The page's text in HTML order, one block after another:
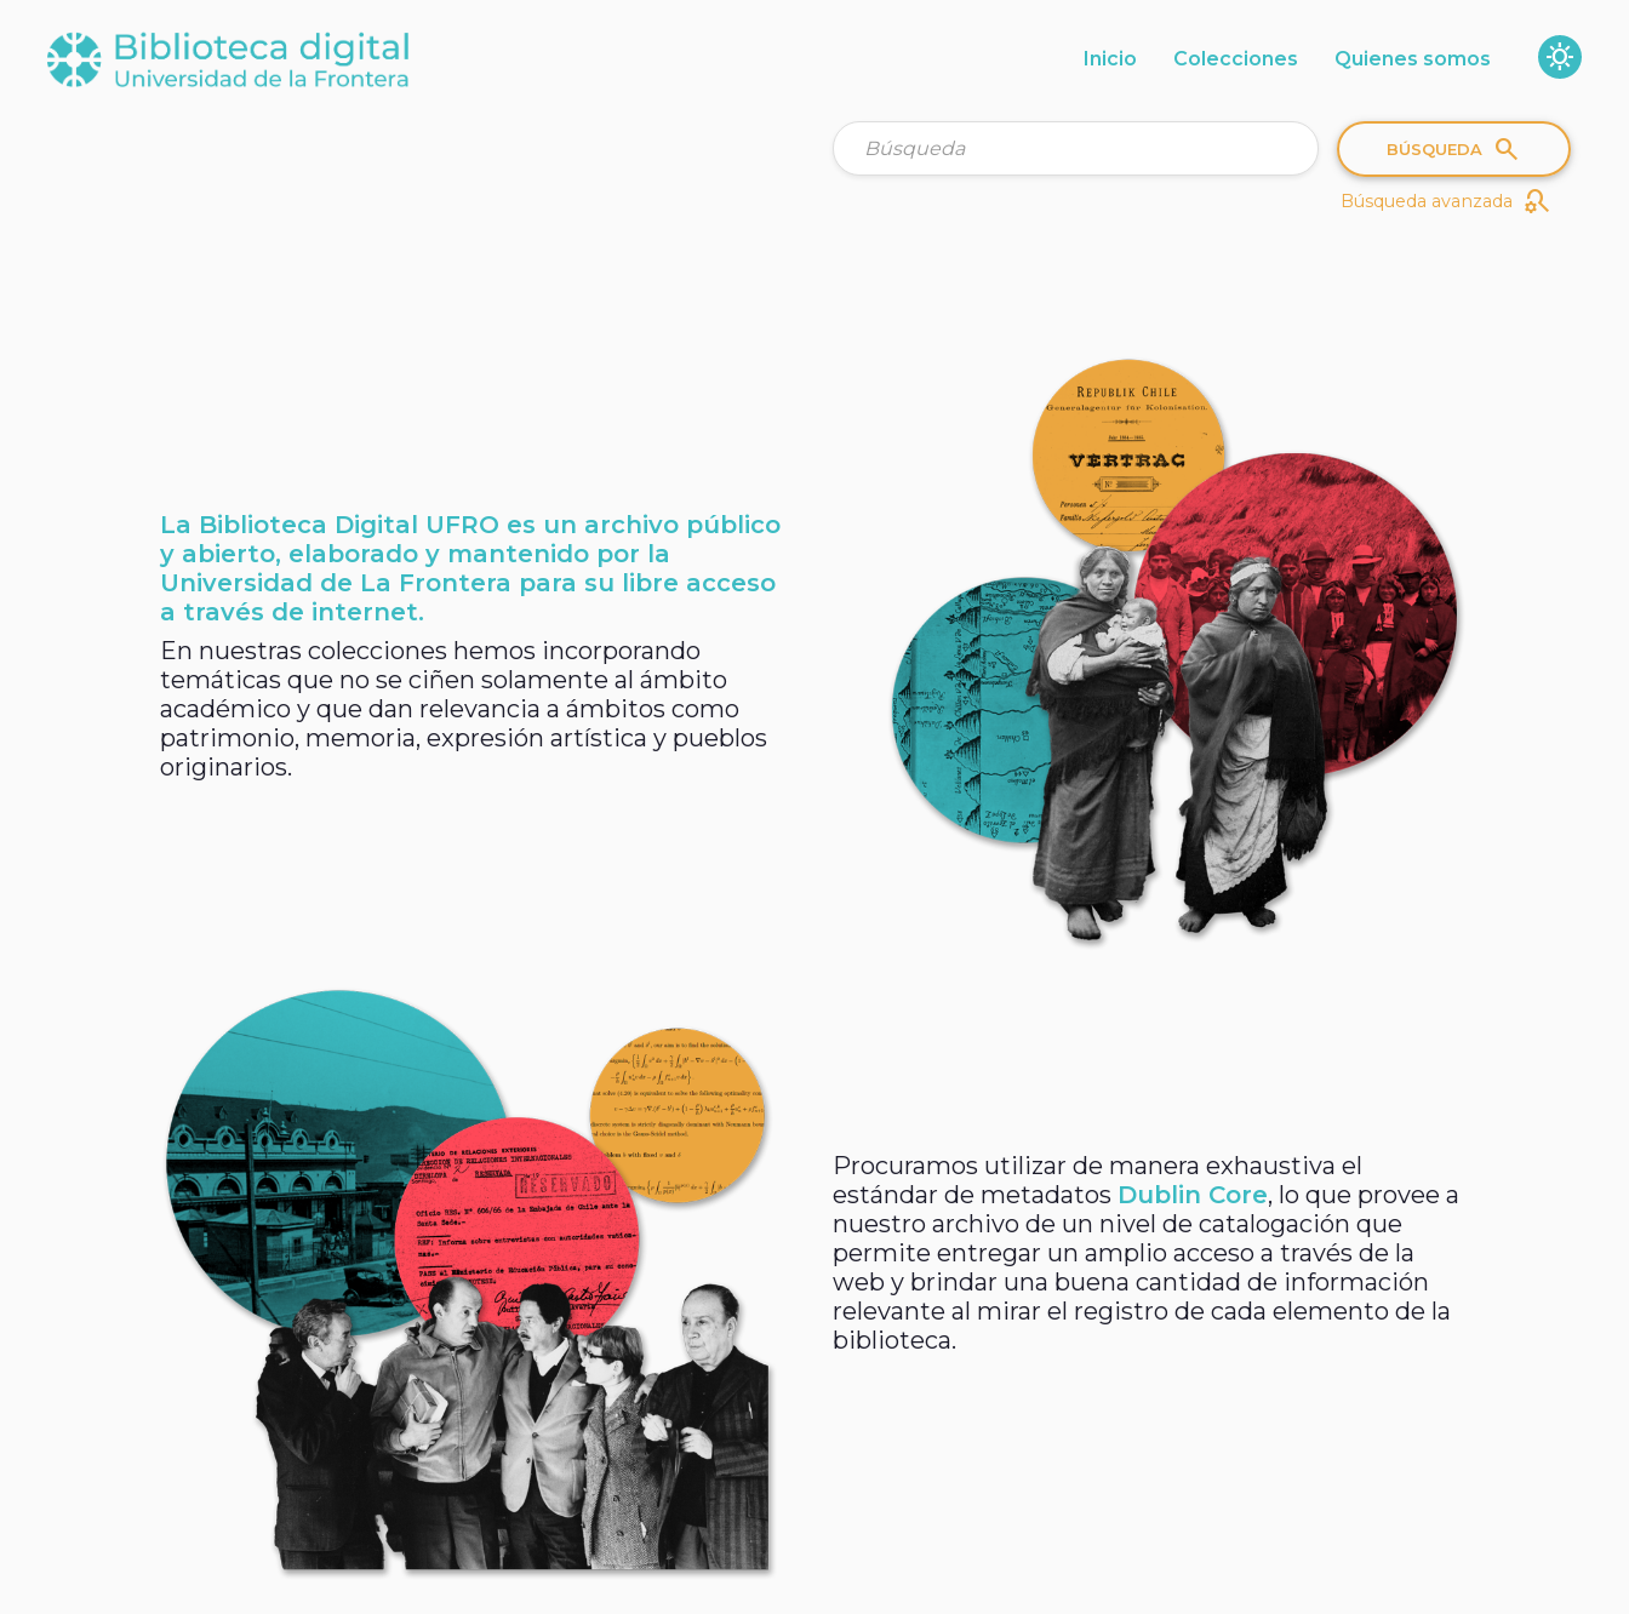
sunny
Inicio Colecciones Quienes somos
BÚSQUEDA search
Búsqueda avanzada search_gear
La Biblioteca Digital UFRO es un archivo público
y abierto, elaborado y mantenido por la
Universidad de La Frontera para su libre acceso
a través de internet.
En nuestras colecciones hemos incorporando
temáticas que no se ciñen solamente al ámbito
académico y que dan relevancia a ámbitos como
patrimonio, memoria, expresión artística y pueblos
originarios.
Procuramos utilizar de manera exhaustiva el
estándar de metadatos Dublin Core, lo que provee a
nuestro archivo de un nivel de catalogación que
permite entregar un amplio acceso a través de la
web y brindar una buena cantidad de información
relevante al mirar el registro de cada elemento de la
biblioteca.